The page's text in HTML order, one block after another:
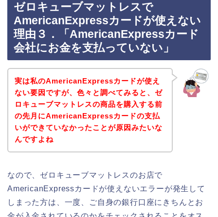
ゼロキューブマットレスで
AmericanExpressカードが使えない
理由３．「AmericanExpressカード
会社にお金を支払っていない」
実は私のAmericanExpressカードが使え
ない要因ですが、色々と調べてみると、ゼ
ロキューブマットレスの商品を購入する前
の先月にAmericanExpressカードの支払
いができていなかったことが原因みたいな
んですよね
なので、ゼロキューブマットレスのお店で
AmericanExpressカードが使えないエラーが発生して
しまった方は、一度、ご自身の銀行口座にきちんとお